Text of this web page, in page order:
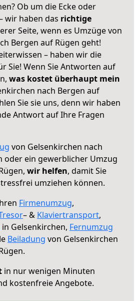
Ob um die Ecke oder
wir haben das richtige
Seite, wenn es Umzüge von
Bergen auf Rügen geht!
– haben wir die
Sie! Wenn Sie Antworten auf
was kostet überhaupt mein
nach Bergen auf
Sie sie uns, denn wir haben
Antwort auf Ihre Fragen
von Gelsenkirchen nach
oder ein gewerblicher Umzug
wir helfen, damit Sie
umziehen können.
Firmenumzug,
– & Klaviertransport,
in Gelsenkirchen, Fernumzug
Beiladung von Gelsenkirchen
in nur wenigen Minuten
kostenfreie Angebote.